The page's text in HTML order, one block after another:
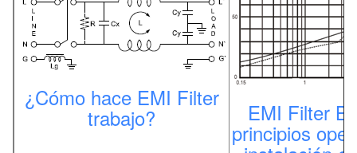
¿Cómo hace EMI Filter
trabajo? EMI Filter
principios